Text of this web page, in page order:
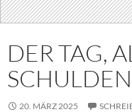
DER TAG,
20. MÄRZ 2025